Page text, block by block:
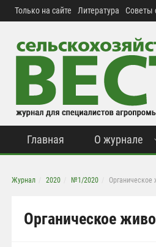
Только на сайте Литература Советы
Главная О журнале
Журнал 2020 №1/2020 Органическое
Органическое